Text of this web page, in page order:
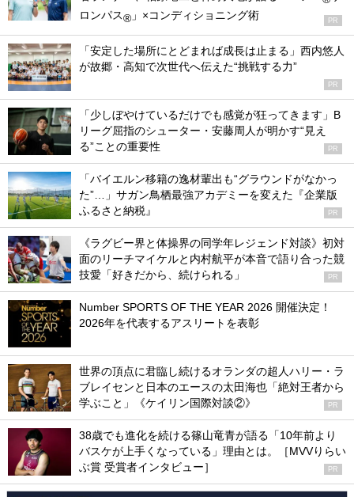
ロンパス® 」×コンディショニング術 PR
「安定した場所にとどまれば成長は止まる」西内悠人
が故郷・高知で次世代へ伝えた“挑戦する力”
PR
「少しぼやけているだけでも感覚が狂ってきます」B
リーグ屈指のシューター・安藤周人が明かす“見え
る”ことの重要性
PR
「バイエルン移籍の逸材輩出も“グラウンドがなかっ
た”…」サガン鳥栖最強アカデミーを変えた『企業版
ふるさと納税』
PR
《ラグビー界と体操界の同学年レジェンド対談》初対
面のリーチマイケルと内村航平が本音で語り合った競
技愛「好きだから、続けられる」
PR
Number SPORTS OF THE YEAR 2026 開催決定！
2026年を代表するアスリートを表彰
世界の頂点に君臨し続けるオランダの超人ハリー・ラ
ブレイセンと日本のエースの太田海也「絶対王者から
学ぶこと」《ケイリン国際対談②》
PR
38歳でも進化を続ける篠山竜青が語る「10年前より
バスケが上手くなっている」理由とは。［MVVりらい
ぶ賞 受賞者インタビュー］
PR